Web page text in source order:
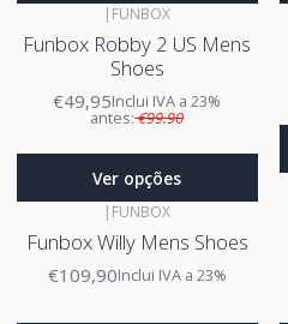
| FUNBOX
Funbox Robby 2 US Mens
Shoes
€49,95Inclui IVA a 23%
antes:€99.90
Ver opções
| FUNBOX
Funbox Willy Mens Shoes
€109,90Inclui IVA a 23%